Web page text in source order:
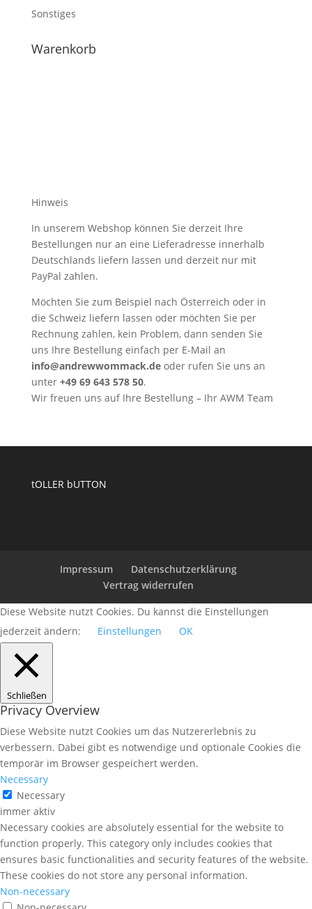
Sonstiges
Warenkorb
Hinweis
In unserem Webshop können Sie derzeit Ihre
Bestellungen nur an eine Lieferadresse innerhalb
Deutschlands liefern lassen und derzeit nur mit
PayPal zahlen.
Möchten Sie zum Beispiel nach Österreich oder in
die Schweiz liefern lassen oder möchten Sie per
Rechnung zahlen, kein Problem, dann senden Sie
uns Ihre Bestellung einfach per E-Mail an
info@andrewwommack.deoder rufen Sie uns an
unter +49 69 643 578 50.
Wir freuen uns auf Ihre Bestellung – Ihr AWM Team
tOLLER bUTTON
Impressum
Datenschutzerklärung
Vertrag widerrufen
Diese Website nutzt Cookies. Du kannst die Einstellungen
jederzeit ändern:
Einstellungen OK
Schließen
Privacy Overview
Diese Website nutzt Cookies um das Nutzererlebnis zu
verbessern. Dabei gibt es notwendige und optionale Cookies die
temporär im Browser gespeichert werden.
Necessary
Necessary
immer aktiv
Necessary cookies are absolutely essential for the website to
function properly. This category only includes cookies that
ensures basic functionalities and security features of the website.
These cookies do not store any personal information.
Non-necessary